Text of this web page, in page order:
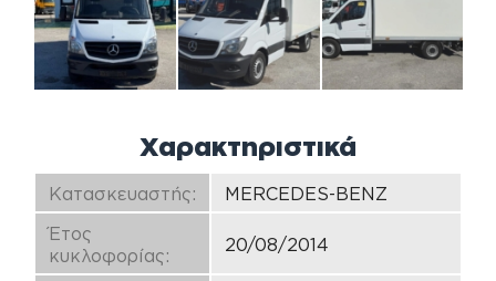
Χαρακτηριστικά
Κατασκευαστής:
MERCEDES-BENZ
Έτος
κυκλοφορίας:
20/08/2014